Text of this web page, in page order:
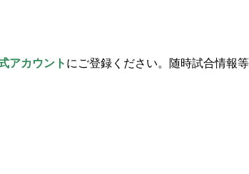
アカウント にご登録ください。随時試合情報